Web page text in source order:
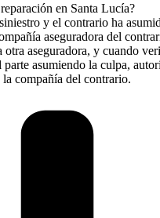
en Santa Lucía?
y el contrario ha
aseguradora del
aseguradora, y cuando
asumiendo la culpa,
compañía del contrario.